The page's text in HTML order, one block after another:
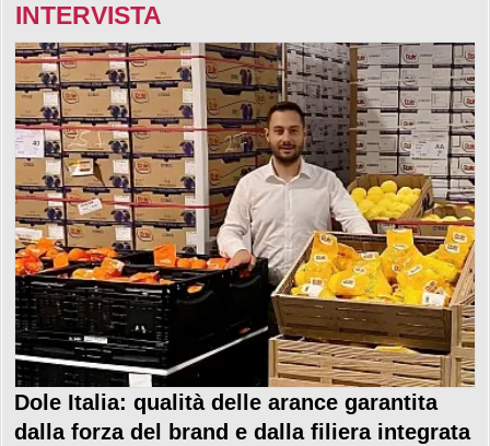
INTERVISTA
Dole Italia: qualità delle arance garantita
dalla forza del brand e dalla filiera integrata